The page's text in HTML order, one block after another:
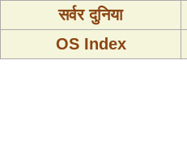
सर्वर दुनिया
OS Index